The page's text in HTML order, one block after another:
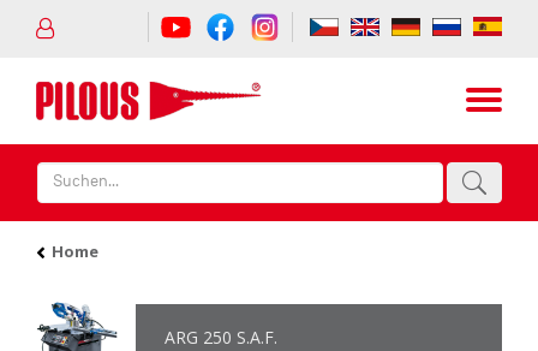
Home
ARG 250 S.A.F.